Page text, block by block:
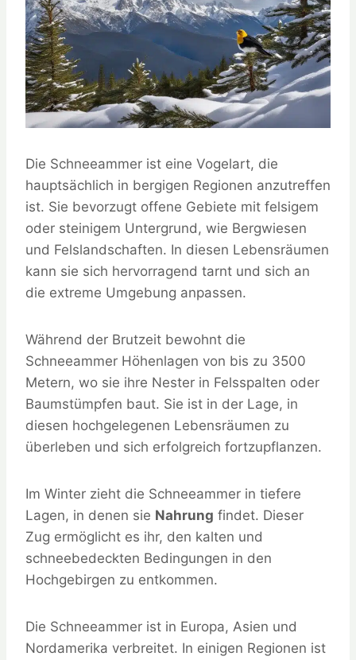
Die Schneeammer ist eine Vogelart, die
hauptsächlich in bergigen Regionen anzutreffen
ist. Sie bevorzugt offene Gebiete mit felsigem
oder steinigem Untergrund, wie Bergwiesen
und Felslandschaften. In diesen Lebensräumen
kann sie sich hervorragend tarnt und sich an
die extreme Umgebung anpassen.
Während der Brutzeit bewohnt die
Schneeammer Höhenlagen von bis zu 3500
Metern, wo sie ihre Nester in Felsspalten oder
Baumstümpfen baut. Sie ist in der Lage, in
diesen hochgelegenen Lebensräumen zu
überleben und sich erfolgreich fortzupflanzen.
Im Winter zieht die Schneeammer in tiefere
Lagen, in denen sie Nahrung findet. Dieser
Zug ermöglicht es ihr, den kalten und
schneebedeckten Bedingungen in den
Hochgebirgen zu entkommen.
Die Schneeammer ist in Europa, Asien und
Nordamerika verbreitet. In einigen Regionen ist